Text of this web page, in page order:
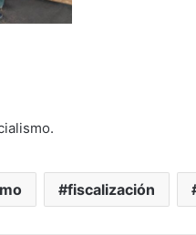
fiscalización